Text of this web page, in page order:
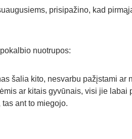
prisipažino, kad
nuotrupos:
šalia kito, nesvarbu pažįstami ar
ar kitais gyvūnais, visi jie labai
ant to miegojo.